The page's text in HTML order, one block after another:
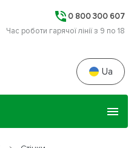
0 800 300 607
Час роботи гарячої лінії з 9 по 18
Ua